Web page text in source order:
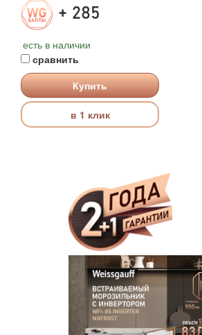
+ 285
есть в наличии
сравнить
Купить
в 1 клик